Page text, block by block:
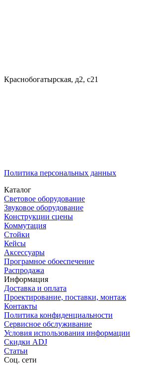
Краснобогатырская, д2, с21
Политика персональных данных
Каталог
Световое оборудование
Звуковое оборудование
Конструкции сцены
Коммутация
Стойки
Кейсы
Аксессуары
Програмное обоеспечение
Распродажа
Информация
Доставка и оплата
Проектирование, поставки, монтаж
Контакты
Политика конфиденциальности
Сервисное обслуживание
Условия использования информации
Скидки ADJ
Статьи
Соц. сети